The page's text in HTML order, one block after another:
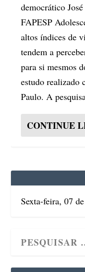
democrático
FAPESP
altos índices de
tendem a
para si mesmos
estudo realizado
Paulo. A
CONTINUE
Sexta-feira, 07